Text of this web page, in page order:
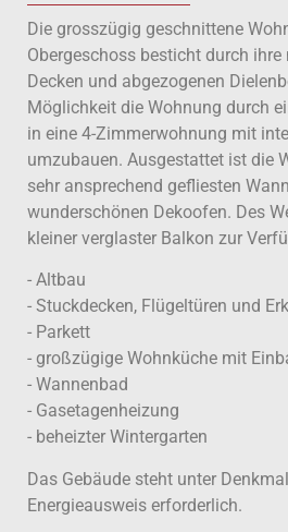
Die grosszügig geschnittene
Obergeschoss besticht durch
Decken und abgezogenen
Möglichkeit die Wohnung durch
in eine 4-Zimmerwohnung mit
umzubauen. Ausgestattet ist die
sehr ansprechend gefliesten
wunderschönen Dekoofen. Des
kleiner verglaster Balkon zur
- Altbau
- Stuckdecken, Flügeltüren und
- Parkett
- großzügige Wohnküche mit
- Wannenbad
- Gasetagenheizung
- beheizter Wintergarten
Das Gebäude steht unter
Energieausweis erforderlich.